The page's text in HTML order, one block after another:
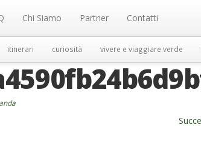
Chi Siamo Partner Contatti
itinerari curiosità vivere e viaggiare verde